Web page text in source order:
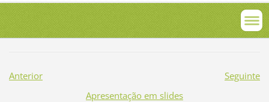
Anterior
Seguinte
Apresentação em slides